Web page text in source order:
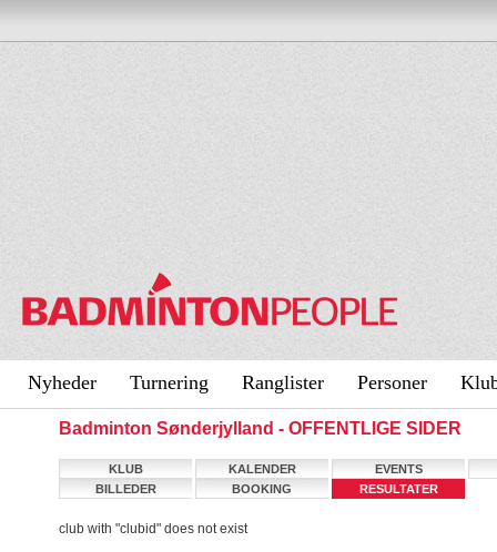
Nyheder Turnering Ranglister Personer
Badminton Sønderjylland - OFFENTLIGE SIDER
KLUB KALENDER
EVENTS
BILLEDER
BOOKING RESULTATER
club with "clubid" does not exist